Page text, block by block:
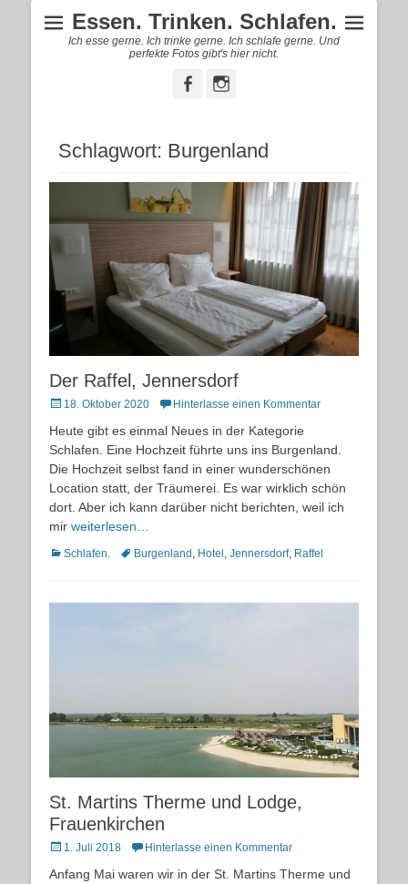
Essen. Trinken. Schlafen.
Ich esse gerne. Ich trinke gerne. Ich schlafe gerne. Und
perfekte Fotos gibt's hier nicht.
FacebookInstagram
Schlagwort: Burgenland
Der Raffel, Jennersdorf
Posted
18. Oktober 2020 Hinterlasse einen Kommentar
Heute gibt es einmal Neues in der Kategorie
Schlafen. Eine Hochzeit führte uns ins Burgenland.
Die Hochzeit selbst fand in einer wunderschönen
Location statt, der Träumerei. Es war wirklich schön
dort. Aber ich kann darüber nicht berichten, weil ich
mir weiterlesen…
Kategorien
Schlafen. Schlagworte
Burgenland , Hotel , Jennersdorf, Raffel
St. Martins Therme und Lodge,
Frauenkirchen
Posted
1. Juli 2018 Hinterlasse einen Kommentar
Anfang Mai waren wir in der St. Martins Therme und